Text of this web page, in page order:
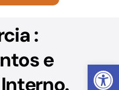
Abrir
:
e